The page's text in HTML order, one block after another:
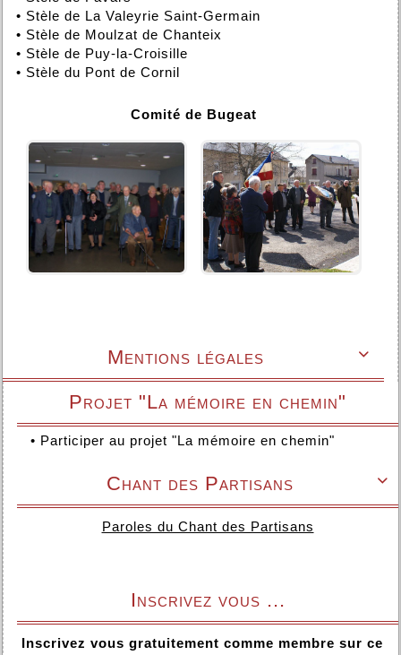
• Stèle de La Valeyrie Saint-Germain
• Stèle de Moulzat de Chanteix
• Stèle de Puy-la-Croisille
• Stèle du Pont de Cornil
Comité de Bugeat

Mentions légales
Projet "La mémoire en chemin"
• Participer au projet "La mémoire en chemin"

Chant des Partisans
Paroles du Chant des Partisans
Inscrivez vous ...
Inscrivez vous gratuitement comme membre sur ce